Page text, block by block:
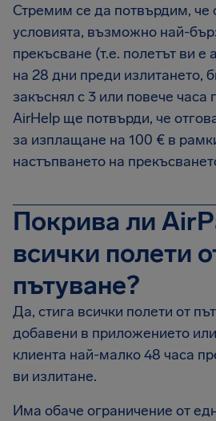
Стремим се да потвърдим, че
условията, възможно най-
прекъсване (т.е. полетът ви е
на 28 дни преди излитането,
закъснял с 3 или повече часа
AirHelp ще потвърди, че
за изплащане на 100 € в
настъпването на
Покрива ли
всички полети
пътуване?
Да, стига всички полети от
добавени в приложението
клиента най-малко 48 часа
ви излитане.
Има обаче ограничение от